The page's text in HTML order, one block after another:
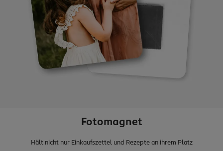
Fotomagnet
Hält nicht nur Einkaufszettel und Rezepte an ihrem Platz